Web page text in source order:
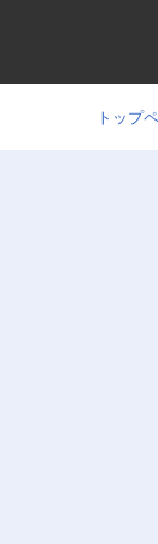
トップ